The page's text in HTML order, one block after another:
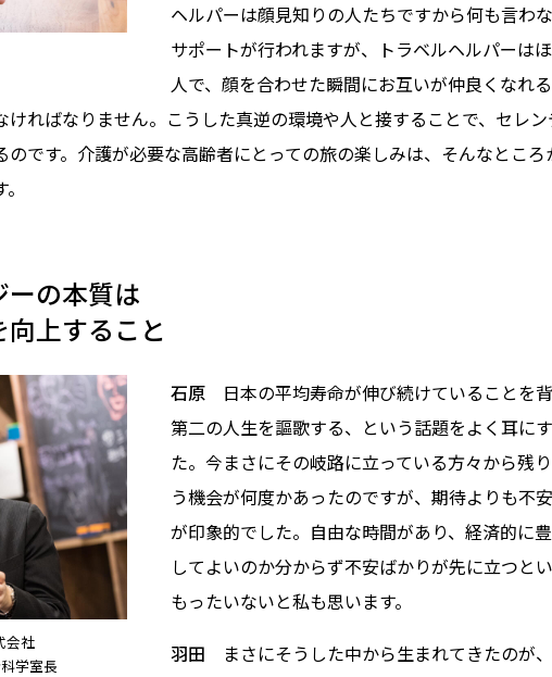
ヘルパーは顔見知りの人たちですから何も言わ
サポートが行われますが、トラベルヘルパーは
人で、顔を合わせた瞬間にお互いが仲良くなれ
ければなりません。こうした真逆の環境や人と接することで、セレ
のです。介護が必要な高齢者にとっての旅の楽しみは、そんなとこ
ーの本質は
向上すること
会社
学室長
石原 日本の平均寿命が伸び続けていることを
第二の人生を謳歌する、という話題をよく耳に
た。今まさにその岐路に立っている方々から残
う機会が何度かあったのですが、期待よりも不
が印象的でした。自由な時間があり、経済的に
してよいのか分からず不安ばかりが先に立つと
もったいないと私も思います。
羽田 まさにそうした中から生まれてきたのが